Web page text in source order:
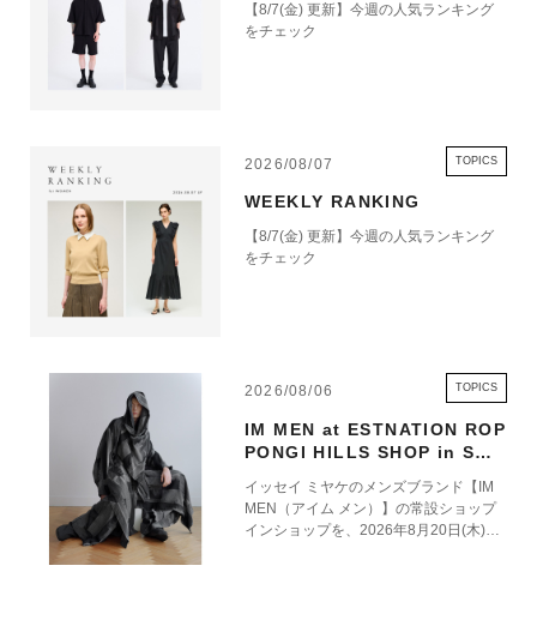
【8/7(金) 更新】今週の人気ランキング
をチェック
2026/08/07 TOPICS
WEEKLY RANKING
【8/7(金) 更新】今週の人気ランキング
をチェック
2026/08/06 TOPICS
IM MEN at ESTNATION ROP
PONGI HILLS SHOP in SHO
イッセイ ミヤケのメンズブランド【IM
MEN（アイム メン）】の常設ショップ
インショップを、2026年8月20日(木)に